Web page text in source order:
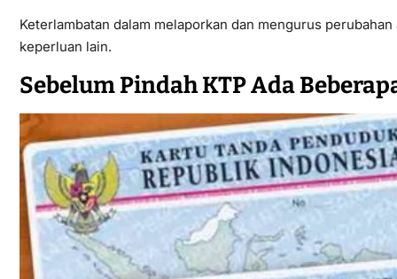
Keterlambatan dalam melaporkan dan mengurus
keperluan lain.
Sebelum Pindah KTP Ada